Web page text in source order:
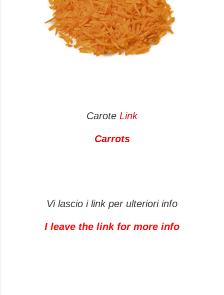
Carote Link
Carrots
Vi lascio i link per ulteriori info
I leave the link for more info